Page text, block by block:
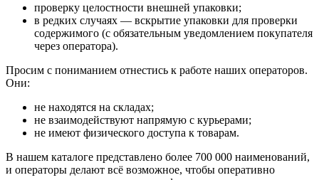
проверку целостности внешней упаковки;
в редких случаях — вскрытие упаковки для проверки
содержимого (с обязательным уведомлением покупателя
через оператора).
Просим с пониманием отнестись к работе наших операторов.
Они:
не находятся на складах;
не взаимодействуют напрямую с курьерами;
не имеют физического доступа к товарам.
В нашем каталоге представлено более 700 000 наименований,
и операторы делают всё возможное, чтобы оперативно